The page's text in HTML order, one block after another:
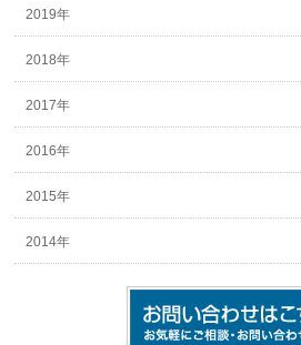
2019年
2018年
2017年
2016年
2015年
2014年